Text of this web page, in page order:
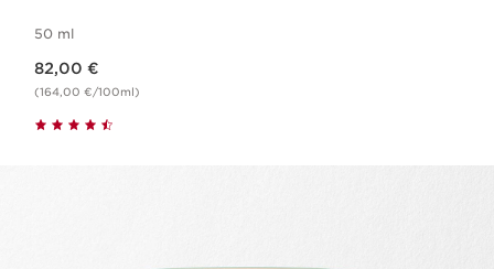
50 ml
82,00 €
(164,00 €/100ml)